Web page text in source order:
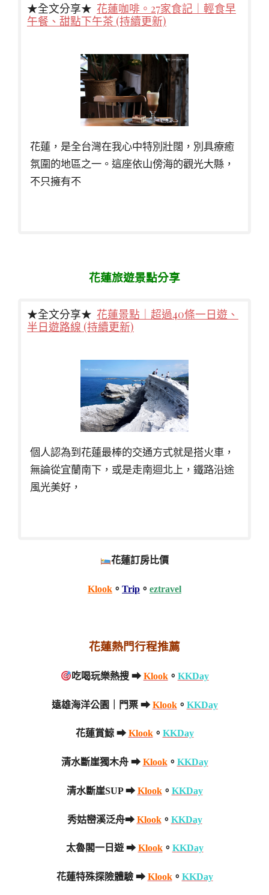
★全文分享★ 花蓮咖啡。27家食記｜輕食早
午餐、甜點下午茶 (持續更新)
花蓮，是全台灣在我心中特別壯闊，別具療癒
氛圍的地區之一。這座依山傍海的觀光大縣，
不只擁有不
花蓮旅遊景點分享
★全文分享★ 花蓮景點｜超過40條一日遊、
半日遊路線 (持續更新)
個人認為到花蓮最棒的交通方式就是搭火車，
無論從宜蘭南下，或是走南迴北上，鐵路沿途
風光美好，
花蓮訂房比價
Klook 。 Trip 。 eztravel
花蓮熱門行程推薦
吃喝玩樂熱搜 ➡ Klook。 KKDay
遠雄海洋公園｜門票 ➡ Klook。 KKDay
花蓮賞鯨 ➡ Klook。 KKDay
清水斷崖獨木舟 ➡ Klook。 KKDay
清水斷崖SUP ➡ Klook。 KKDay
秀姑巒溪泛舟➡ Klook。 KKDay
太魯閣一日遊 ➡ Klook。 KKDay
花蓮特殊探險體驗 ➡ Klook。 KKDay